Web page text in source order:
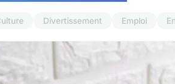
Divertissement Emploi